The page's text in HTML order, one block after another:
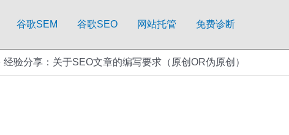
谷歌SEM 谷歌SEO 网站托管 免费诊断
经验分享：关于SEO文章的编写要求（原创OR伪原创）